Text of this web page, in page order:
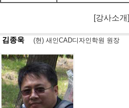
[강사소개]
김종욱 (현) 새인CAD디자인학원 원장